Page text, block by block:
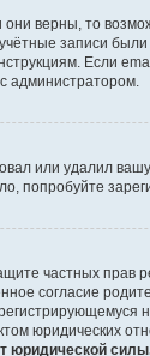
верны, то
записи
Если
администратором.
или удалил
частных
согласие
юридических
юридической